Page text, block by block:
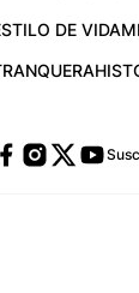
DE VIDA